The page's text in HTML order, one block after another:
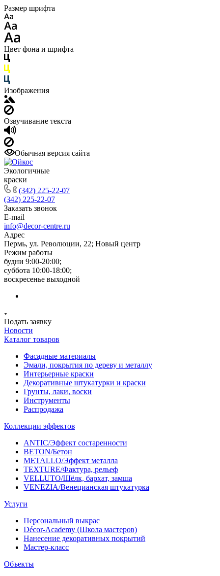
Размер шрифта
Цвет фона и шрифта
Изображения
Озвучивание текста
Обычная версия сайта
Экологичные
краски
(342) 225-22-07
(342) 225-22-07
Заказать звонок
E-mail
info@decor-centre.ru
Адрес
Пермь, ул. Революции, 22; Новый центр
Режим работы
будни 9:00-20:00;
суббота 10:00-18:00;
воскресенье выходной
Подать заявку
Новости
Каталог товаров
Фасадные материалы
Эмали, покрытия по дереву и металлу
Интерьерные краски
Декоративные штукатурки и краски
Грунты, лаки, воски
Инструменты
Распродажа
Коллекции эффектов
ANTIC/Эффект состаренности
BETON/Бетон
METALLO/Эффект металла
TEXTURE/Фактура, рельеф
VELLUTO/Шёлк, бархат, замша
VENEZIA/Венецианская штукатурка
Услуги
Персональный выкрас
Décor-Academy (Школа мастеров)
Нанесение декоративных покрытий
Мастер-класс
Объекты